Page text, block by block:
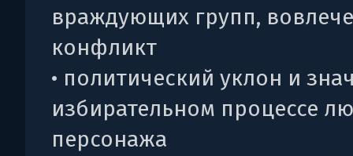
враждующих групп,
конфликт
• политический уклон и
избирательном процессе
персонажа